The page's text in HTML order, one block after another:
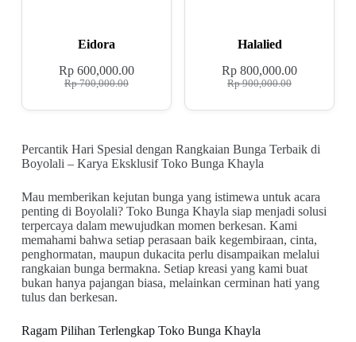
Eidora
Rp700,000.00
Rp600,000.00
Halalied
Rp900,000.00
Rp 800,000.00
Percantik Hari Spesial dengan Rangkaian Bunga Terbaik di
Boyolali – Karya Eksklusif Toko Bunga Khayla
Mau memberikan kejutan bunga yang istimewa untuk acara
penting di Boyolali? Toko Bunga Khayla siap menjadi solusi
terpercaya dalam mewujudkan momen berkesan. Kami
memahami bahwa setiap perasaan baik kegembiraan, cinta,
penghormatan, maupun dukacita perlu disampaikan melalui
rangkaian bunga bermakna. Setiap kreasi yang kami buat
bukan hanya pajangan biasa, melainkan cerminan hati yang
tulus dan berkesan.
Ragam Pilihan Terlengkap Toko Bunga Khayla